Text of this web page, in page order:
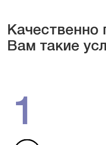
Качественно
Вам такие
1